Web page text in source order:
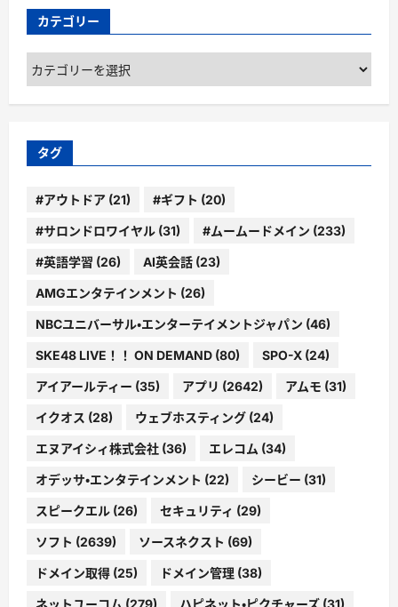
カテゴリー
カ
テ
ゴ
ー
タグ
#アウトドア (21) #ギフト (20)
#サロンドロワイヤル (31) #ムームードメイン (233)
#英語学習 (26) AI英会話 (23)
AMGエンタテインメント (26)
NBCユニバーサル・エンターテイメントジャパン (46)
SKE48 LIVE！！ ON DEMAND (80) SPO-X (24)
アイアールティー (35) アプリ (2642) アムモ (31)
イクオス (28) ウェブホスティング (24)
エヌアイシィ株式会社 (36) エレコム (34)
オデッサ・エンタテインメント (22) シービー (31)
スピークエル (26) セキュリティ (29)
ソフト (2639) ソースネクスト (69)
ドメイン取得 (25) ドメイン管理 (38)
ネットユーコム (279) ハピネット・ピクチャーズ (31)